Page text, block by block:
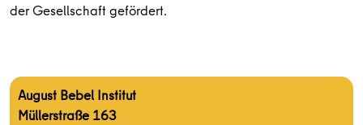
der Gesellschaft gefördert.
August Bebel Institut
Müllerstraße 163